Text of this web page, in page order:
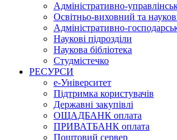
Адміністративно-
Освітньо-виховний та
Адміністративно-
Наукові підрозділи
Наукова бібліотека
Студмістечко
РЕСУРСИ
е-Університет
Підтримка користувачів
Державні закупівлі
ОЩАДБАНК оплата
ПРИВАТБАНК оплата
Поштовий сервер